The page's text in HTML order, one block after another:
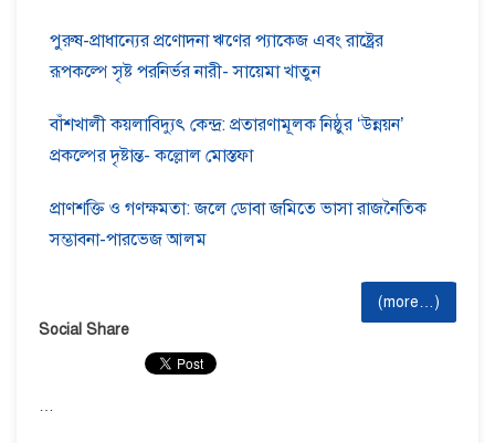
পুরুষ-প্রাধান্যের প্রণোদনা ঋণের প্যাকেজ এবং রাষ্ট্রের
রূপকল্পে সৃষ্ট পরনির্ভর নারী- সায়েমা খাতুন
বাঁশখালী কয়লাবিদ্যুৎ কেন্দ্র: প্রতারণামূলক নিষ্ঠুর ‘উন্নয়ন’
প্রকল্পের দৃষ্টান্ত- কল্লোল মোস্তফা
প্রাণশক্তি ও গণক্ষমতা: জলে ডোবা জমিতে ভাসা রাজনৈতিক
সম্ভাবনা-পারভেজ আলম
(more…)
Social Share
…